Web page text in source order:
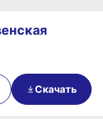
Скачать